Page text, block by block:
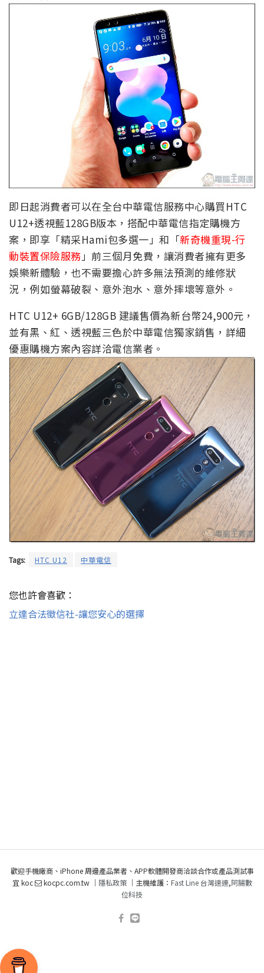
即日起消費者可以在全台中華電信服務中心購買HTC
U12+透視藍128GB版本，搭配中華電信指定購機方
案，即享「精采Hami包多選一」和「新奇機重現-行
動裝置保險服務」前三個月免費，讓消費者擁有更多
娛樂新體驗，也不需要擔心許多無法預測的維修狀
況，例如螢幕破裂、意外泡水、意外摔壞等意外。
HTC U12+ 6GB/128GB 建議售價為新台幣24,900元，
並有黑、紅、透視藍三色於中華電信獨家銷售，詳細
優惠購機方案內容詳洽電信業者。
Tags: HTC U12 中華電信
您也許會喜歡：
立達合法徵信社-讓您安心的選擇
歡迎手機廠商、iPhone 周邊產品業者、APP軟體開發商洽談合作或產品測試事
宜 koc
kocpc.com.tw ｜ 隱私政策｜主機維護： Fast Line 台灣速連,阿腸數
位科技